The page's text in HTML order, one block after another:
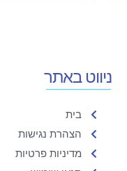
ניווט באתר
בית
הצהרת נגישות
מדיניות פרטיות